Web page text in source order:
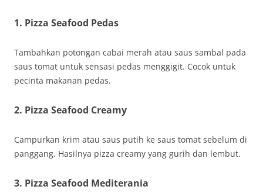
1. Pizza Seafood Pedas
Tambahkan potongan cabai merah atau saus sambal pada
saus tomat untuk sensasi pedas menggigit. Cocok untuk
pecinta makanan pedas.
2. Pizza Seafood Creamy
Campurkan krim atau saus putih ke saus tomat sebelum di
panggang. Hasilnya pizza creamy yang gurih dan lembut.
3. Pizza Seafood Mediterania